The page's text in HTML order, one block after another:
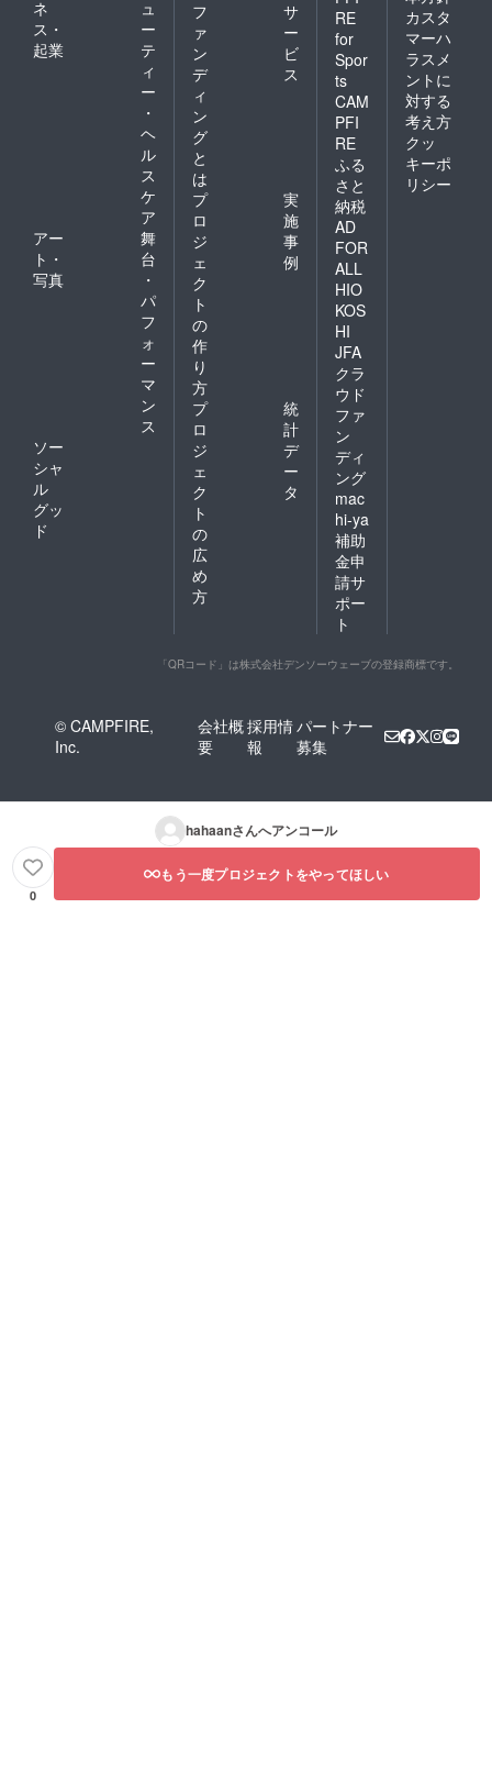
ネ
ス・
起業
ュ
ー
テ
ィ
ー
・
ヘ
ル
ス
ケ
ア
アー
ト・
写真
舞
台
・
パ
フ
ォ
ー
マ
ン
ス
ソー
シャ
ル
グッ
ド
フ
ァ
ン
デ
ィ
ン
グ
と
は
サ
ー
ビ
ス
プ
ロ
ジ
ェ
ク
ト
の
作
り
方
実
施
事
例
プ
ロ
ジ
ェ
ク
ト
の
広
め
方
統
計
デ
ー
タ
RE
for
Spor
ts
CAM
PFI
RE
ふる
さと
納税
AD
FOR
ALL
HIO
KOS
HI
JFA
クラ
ウド
ファ
ン
ディ
ング
mac
hi-ya
補助
金申
請サ
ポー
ト
カスタ
マーハ
ラスメ
ントに
対する
考え方
クッ
キーポ
リシー
「QRコード」は株式会社デンソーウェーブの登録商標です。
© CAMPFIRE,
Inc.
会社概
要
採用情
報
パートナー
募集
hahaanさんへアンコール
0
もう一度プロジェクトをやってほしい